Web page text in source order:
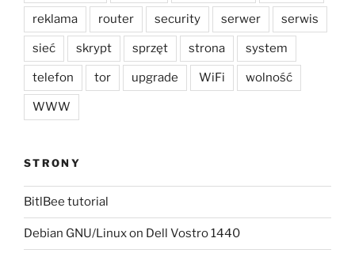
reklama router security serwer serwis
sieć skrypt sprzęt strona system
telefon tor upgrade WiFi wolność
WWW
STRONY
BitlBee tutorial
Debian GNU/Linux on Dell Vostro 1440